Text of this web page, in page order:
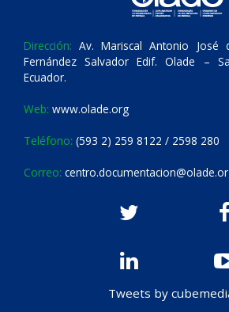
Dirección: Av. Mariscal Antonio José
Fernández Salvador Edif. Olade –
Ecuador.
Web: www.olade.org
Teléfono: (593 2) 259 8122 / 2598 280
Correo:
Tweets by